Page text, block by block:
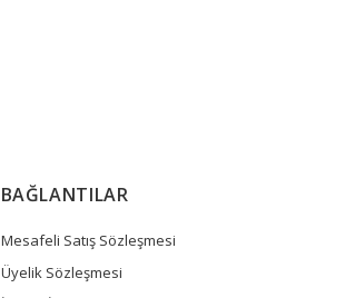
BAĞLANTILAR
Mesafeli Satış Sözleşmesi
Üyelik Sözleşmesi